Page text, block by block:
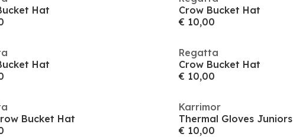
Hat
Crow Bucket Hat
€ 10,00
Hat
Regatta
Crow Bucket Hat
€ 10,00
Bucket Hat
Karrimor
Thermal Gloves Juniors
€ 10,00